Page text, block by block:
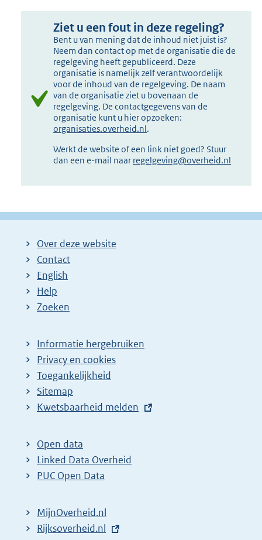
Ziet u een fout in deze regeling?
Bent u van mening dat de inhoud niet juist is?
Neem dan contact op met de organisatie die de
regelgeving heeft gepubliceerd. Deze
organisatie is namelijk zelf verantwoordelijk
voor de inhoud van de regelgeving. De naam
van de organisatie ziet u bovenaan de
regelgeving. De contactgegevens van de
organisatie kunt u hier opzoeken:
organisaties.overheid.nl.
Werkt de website of een link niet goed? Stuur
dan een e-mail naar regelgeving@overheid.nl
Over deze website
Contact
English
Help
Zoeken
Informatie hergebruiken
Privacy en cookies
Toegankelijkheid
Sitemap
E
t
e
r
l
i
Kwetsbaarheid melden
Open data
Linked Data Overheid
PUC Open Data
MijnOverheid.nl
E
Rijksoverheid.nl